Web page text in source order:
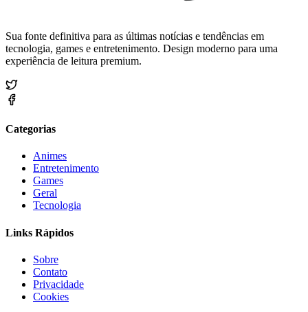
Sua fonte definitiva para as últimas notícias e tendências em
tecnologia, games e entretenimento. Design moderno para uma
experiência de leitura premium.
Categorias
Animes
Entretenimento
Games
Geral
Tecnologia
Links Rápidos
Sobre
Contato
Privacidade
Cookies